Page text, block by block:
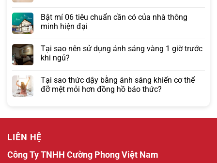
Bật mí 06 tiêu chuẩn cần có của nhà thông
minh hiện đại
Tại sao nên sử dụng ánh sáng vàng 1 giờ trước
khi ngủ?
Tại sao thức dậy bằng ánh sáng khiến cơ thể
đỡ mệt mỏi hơn đồng hồ báo thức?
LIÊN HỆ
Công Ty TNHH Cường Phong Việt Nam